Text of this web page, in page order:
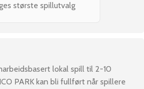
største spillutvalg
lokal spill til 2-10
PARK kan bli fullført når spillere